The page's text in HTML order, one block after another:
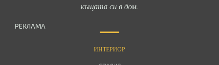
къщата си в дом.
РЕКЛАМА
ИНТЕРИОР